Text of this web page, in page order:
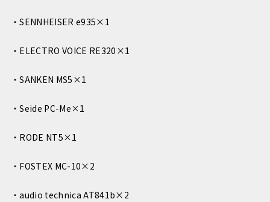
・SENNHEISER e935×1
・ELECTRO VOICE RE320×1
・SANKEN MS5×1
・Seide PC-Me×1
・RODE NT5×1
・FOSTEX MC-10×2
・audio technica AT841b×2